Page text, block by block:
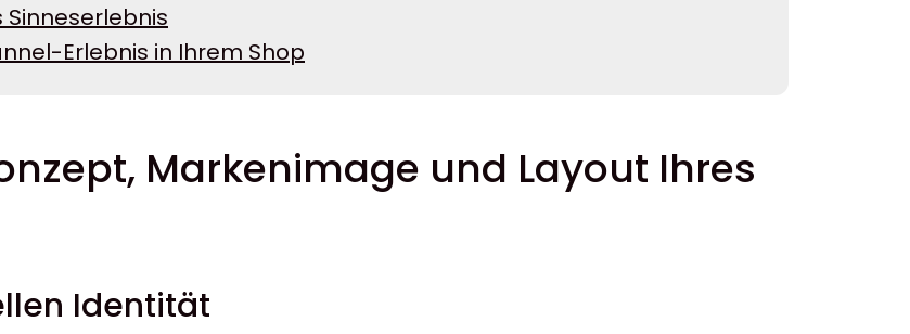
Sinneserlebnis
Erlebnis in Ihrem Shop
Markenimage und Layout Ihres
Identität